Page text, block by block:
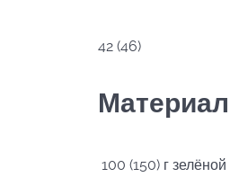
42 (46)
100 (150) г